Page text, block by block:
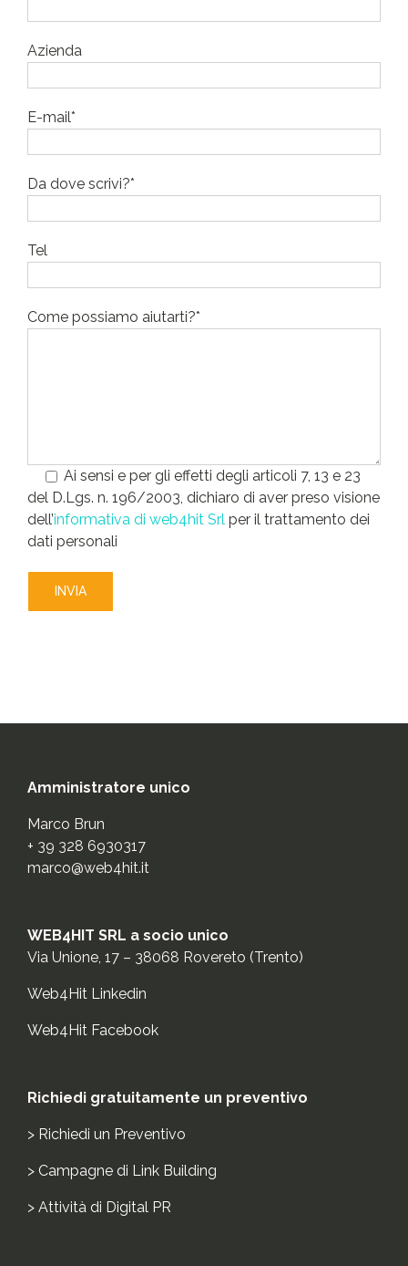
Azienda
E-mail*
Da dove scrivi?*
Tel
Come possiamo aiutarti?*
Ai sensi e per gli effetti degli articoli 7, 13 e 23
del D.Lgs. n. 196/2003, dichiaro di aver preso visione
dell’informativa di web4hit Srl per il trattamento dei
dati personali
Amministratore unico
Marco Brun
+ 39 328 6930317
marco@web4hit.it
WEB4HIT SRL a socio unico
Via Unione, 17 – 38068 Rovereto (Trento)
Web4Hit Linkedin
Web4Hit Facebook
Richiedi gratuitamente un preventivo
> Richiedi un Preventivo
> Campagne di Link Building
> Attività di Digital PR